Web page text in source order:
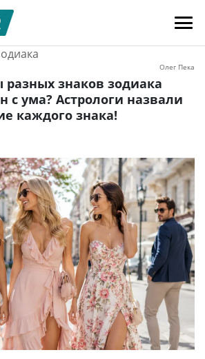
Олег Пека
знаков зодиака
с ума? Астрологи назвали
каждого знака!